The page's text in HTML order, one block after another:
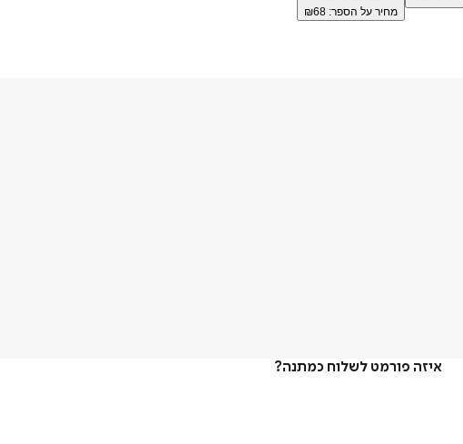
מחיר על הספר: ₪68
איזה פורמט לשלוח כמתנה?